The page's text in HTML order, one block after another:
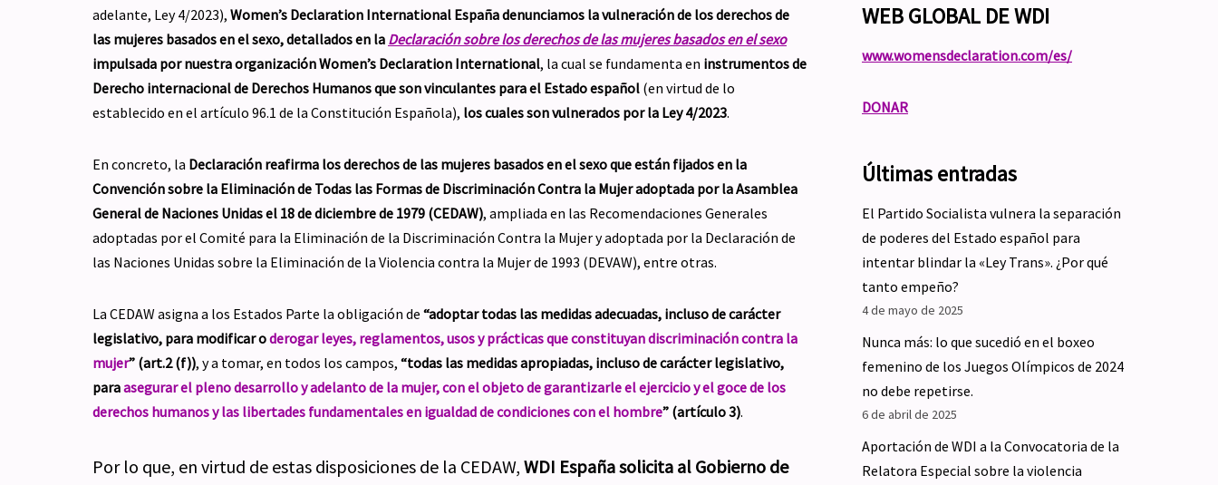
adelante, Ley 4/2023), Women’s Declaration International Españadenunciamos la vulneración de los derechos de
las mujeres basados en el sexo, detallados en la Declaración sobre los derechos de las mujeres basados en el sexo
impulsada por nuestra organización Women’s Declaration International, la cual se fundamenta en instrumentos de
Derecho internacional de Derechos Humanos que son vinculantes para el Estado español (en virtud de lo
establecido en el artículo 96.1 de la Constitución Española), los cuales son vulnerados por la Ley 4/2023.
En concreto, la Declaración reafirma los derechos de las mujeres basados en el sexo que están fijados en la
Convención sobre la Eliminación de Todas las Formas de Discriminación Contra la Mujer adoptada por la Asamblea
General de Naciones Unidas el 18 de diciembre de 1979 (CEDAW), ampliada en las Recomendaciones Generales
adoptadas por el Comité para la Eliminación de la Discriminación Contra la Mujer y adoptada por la Declaración de
las Naciones Unidas sobre la Eliminación de la Violencia contra la Mujer de 1993 (DEVAW), entre otras.
La CEDAW asigna a los Estados Parte la obligación de “adoptar todas las medidas adecuadas, incluso de carácter
legislativo, para modificar oderogar leyes, reglamentos, usos y prácticas que constituyan discriminación contra la
mujer” (art.2 (f)), y a tomar, en todos los campos, “todas las medidas apropiadas, incluso de carácter legislativo,
paraasegurar el pleno desarrollo y adelanto de la mujer, con el objeto de garantizarle el ejercicio y el goce de los
derechos humanos y las libertades fundamentales en igualdad de condiciones con el hombre” (artículo 3).
Por lo que, en virtud de estas disposiciones de la CEDAW, WDI España solicita al Gobierno de
WEB GLOBAL DE WDI
www.womensdeclaration.com/es/
DONAR
Últimas entradas
El Partido Socialista vulnera la separación
de poderes del Estado español para
intentar blindar la «Ley Trans». ¿Por qué
tanto empeño?
4 de mayo de 2025
Nunca más: lo que sucedió en el boxeo
femenino de los Juegos Olímpicos de 2024
no debe repetirse.
6 de abril de 2025
Aportación de WDI a la Convocatoria de la
Relatora Especial sobre la violencia